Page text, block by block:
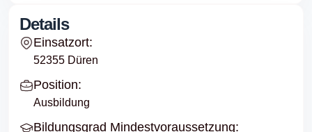
Details
Einsatzort:
52355 Düren
Position:
Ausbildung
Bildungsgrad Mindestvoraussetzung: